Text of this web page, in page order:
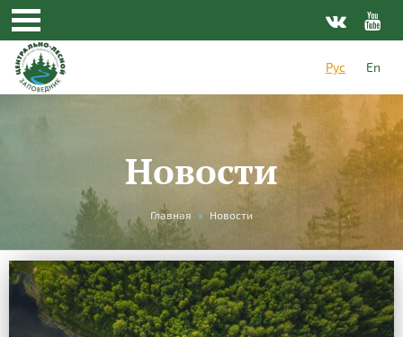
Рус En
Новости
здесь
Главная » Новости